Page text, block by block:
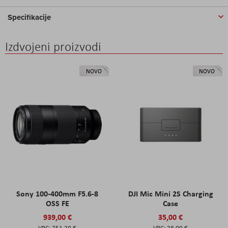
Specifikacije
Izdvojeni proizvodi
NOVO
Sony 100-400mm F5.6-8
OSS FE
939,00 €
NOVO
DJI Mic Mini 2S Charging
Case
35,00 €